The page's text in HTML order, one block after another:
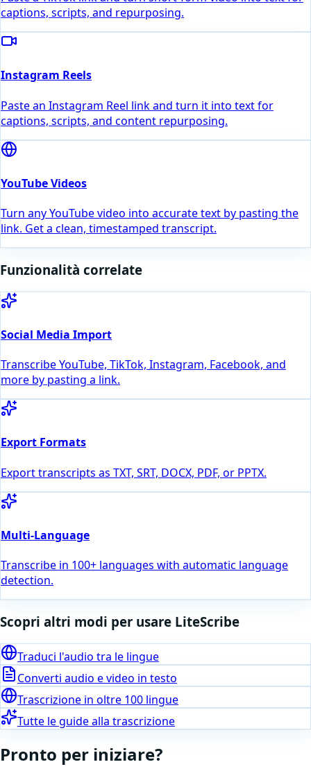
captions, scripts, and repurposing.
Instagram Reels
Paste an Instagram Reel link and turn it into text for
captions, scripts, and content repurposing.
YouTube Videos
Turn any YouTube video into accurate text by pasting the
link. Get a clean, timestamped transcript.
Funzionalità correlate
Social Media Import
Transcribe YouTube, TikTok, Instagram, Facebook, and
more by pasting a link.
Export Formats
Export transcripts as TXT, SRT, DOCX, PDF, or PPTX.
Multi-Language
Transcribe in 100+ languages with automatic language
detection.
Scopri altri modi per usare LiteScribe
Traduci l'audio tra le lingue
Converti audio e video in testo
Trascrizione in oltre 100 lingue
Tutte le guide alla trascrizione
Pronto per iniziare?